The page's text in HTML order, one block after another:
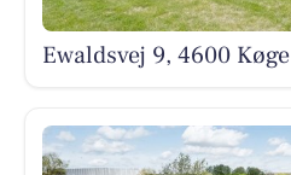
Ewaldsvej 9, 4600 Køge